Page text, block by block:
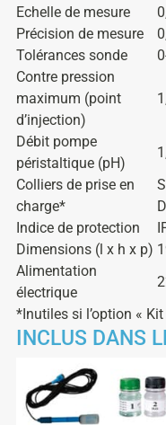
Echelle de mesure
Précision de mesure
Tolérances sonde
Contre pression
maximum (point
d’injection)
Débit pompe
péristaltique (pH)
Colliers de prise en
charge*
Indice de protection
Dimensions (l x h x p)
Alimentation
électrique
*Inutiles si l’option «
INCLUS DANS